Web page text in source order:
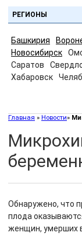
РЕГИОНЫ
Башкирия
Новосибирск
Саратов
Хабаровск
Главная » Новости»
Обнаружено, что
плода
женщин, умерших